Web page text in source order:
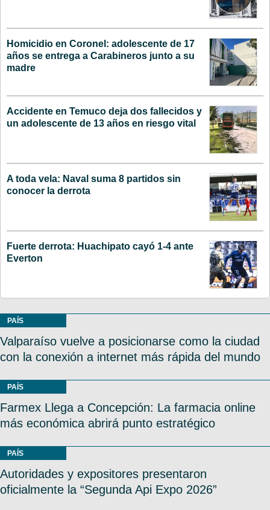
Homicidio en Coronel: adolescente de 17
años se entrega a Carabineros junto a su
madre
Accidente en Temuco deja dos fallecidos y
un adolescente de 13 años en riesgo vital
A toda vela: Naval suma 8 partidos sin
conocer la derrota
Fuerte derrota: Huachipato cayó 1-4 ante
Everton
PAÍS
Valparaíso vuelve a posicionarse como la ciudad
con la conexión a internet más rápida del mundo
PAÍS
Farmex Llega a Concepción: La farmacia online
más económica abrirá punto estratégico
PAÍS
Autoridades y expositores presentaron
oficialmente la “Segunda Api Expo 2026”